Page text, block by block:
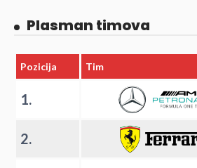
Plasman timova
Pozicija Tim
1.
2.